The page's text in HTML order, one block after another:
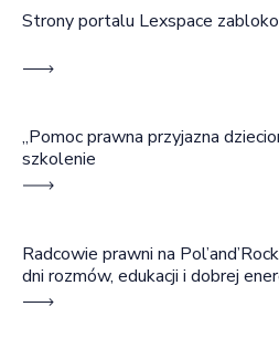
Strony portalu Lexspace
„Pomoc prawna przyjazna
szkolenie
Radcowie prawni na
dni rozmów, edukacji i dobrej